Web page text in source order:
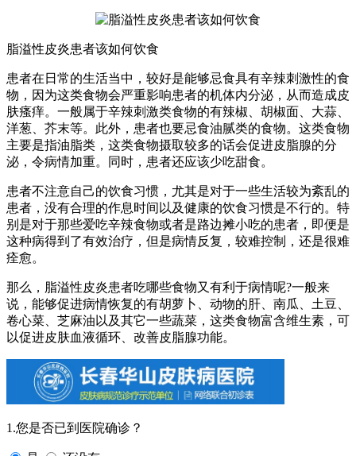
脂溢性皮炎患者该如何饮食
患者在日常的生活当中，较好是能够忌食具有辛辣刺激性的食
物，因为这类食物会严重影响患者的机体内分泌，从而造成皮
肤瘙痒。一般属于辛辣刺激类食物的有辣椒、胡椒面、大蒜、
洋葱、芥末等。此外，患者也要忌食油腻类的食物。这类食物
主要是指油脂类，这类食物摄取较多的话会促进皮脂腺的分
泌，令病情加重。同时，患者还应该少吃甜食。
患者不注意自己的饮食习惯，尤其是对于一些生活较为紊乱的
患者，没有合理的作息时间以及健康的饮食习惯是不行的。特
别是对于那些爱吃辛辣食物或者是路边摊小吃的患者，即便是
这种病得到了有效治疗，但是病情反复，较难控制，还是很难
痊愈。
那么，脂溢性皮炎患者吃哪些食物又有利于病情呢?一般来
说，能够促进病情恢复的有胡萝卜、动物的肝、南瓜、土豆、
卷心菜、芝麻油以及其它一些蔬菜，这类食物富含维生素，可
以促进皮肤血液循环、改善皮脂腺功能。
1.您是否已到医院确诊？